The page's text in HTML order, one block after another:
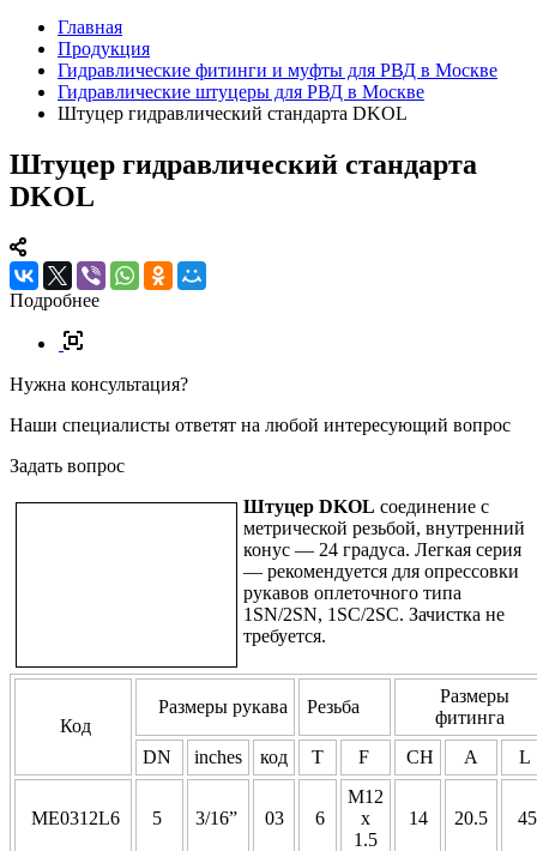
Главная
Продукция
Гидравлические фитинги и муфты для РВД в Москве
Гидравлические штуцеры для РВД в Москве
Штуцер гидравлический стандарта DKOL
Штуцер гидравлический стандарта
DKOL
Подробнее
Нужна консультация?
Наши специалисты ответят на любой интересующий вопрос
Задать вопрос
Штуцер DKOL соединение с
метрической резьбой, внутренний
конус — 24 градуса. Легкая серия
— рекомендуется для опрессовки
рукавов оплеточного типа
1SN/2SN, 1SC/2SC. Зачистка не
требуется.
Код
Размеры рукава Резьба
Размеры
фитинга
DN
inches код T F CH A L
ME0312L6 5 3/16” 03 6
M12
x
1.5
14 20.5 45